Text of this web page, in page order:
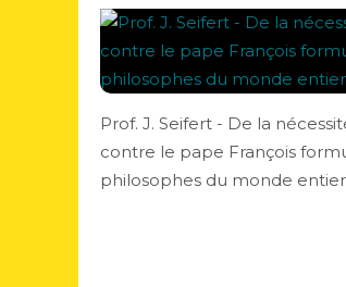
Prof. J. Seifert - De la
contre le pape François
philosophes du monde entier